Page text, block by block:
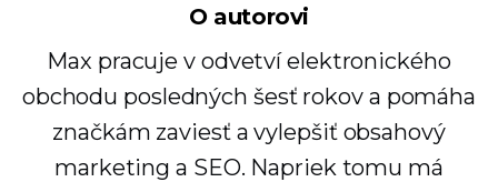
O autorovi
Max pracuje v odvetví elektronického
obchodu posledných šesť rokov a pomáha
značkám zaviesť a vylepšiť obsahový
marketing a SEO. Napriek tomu má